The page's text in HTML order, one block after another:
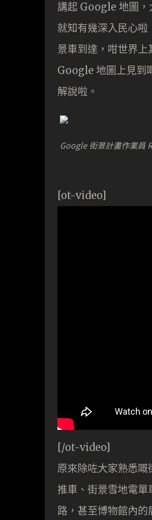
講起 Google 地圖，
就知有幾深入民心
景車到達，咁世界
Google 地圖上見到
解說啦。
Google 街景計畫作業員
[ot-video]
[/ot-video]
原來除咗大家熟悉
推車、街景雪地電
路，甚至博物館內的